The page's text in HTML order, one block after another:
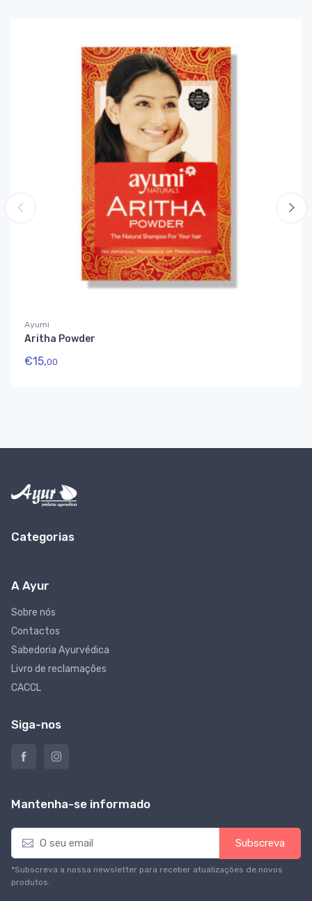
Ayumi
Aritha Powder
€15,00
Categorias
A Ayur
Sobre nós
Contactos
Sabedoria Ayurvédica
Livro de reclamações
CACCL
Siga-nos
Mantenha-se informado
E
a
i
l
Subscreva
*Subscreva a nossa newsletter para receber atualizações de novos
produtos.